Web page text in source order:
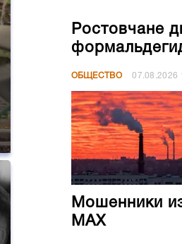
Ростовчане
ОБЩЕСТВО 07.08.2026
Мошенники
МАХ